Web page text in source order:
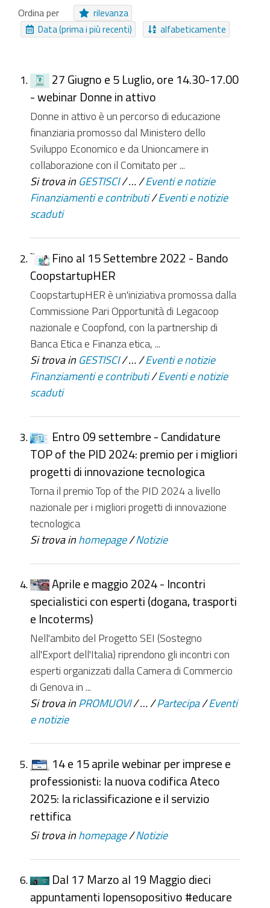
Pagamento Online
EasyForm
Riferimenti
Area Tematica
Canale
Archivio
NUOVI ELEMENTI DA
Da ieri
Nell'ultima settimana
Nell'ultimo mese
Da sempre
Ordina per
rilevanza
Data (prima i più recenti)
alfabeticamente
27 Giugno e 5 Luglio, ore 14.30-17.00
- webinar Donne in attivo
Donne in attivo è un percorso di educazione
finanziaria promosso dal Ministero dello
Sviluppo Economico e da Unioncamere in
collaborazione con il Comitato per ...
Si trova in GESTISCI / /Eventi e notizie
Finanziamenti e contributi /Eventi e notizie
scaduti
Fino al 15 Settembre 2022 - Bando
CoopstartupHER
CoopstartupHER è un'iniziativa promossa dalla
Commissione Pari Opportunità di Legacoop
nazionale e Coopfond, con la partnership di
Banca Etica e Finanza etica, ...
Si trova in GESTISCI / /Eventi e notizie
Finanziamenti e contributi /Eventi e notizie
scaduti
Entro 09 settembre - Candidature
TOP of the PID 2024: premio per i migliori
progetti di innovazione tecnologica
Torna il premio Top of the PID 2024 a livello
nazionale per i migliori progetti di innovazione
tecnologica
Si trova in homepage /Notizie
Aprile e maggio 2024 - Incontri
specialistici con esperti (dogana, trasporti
e Incoterms)
Nell'ambito del Progetto SEI (Sostegno
all'Export dell'Italia) riprendono gli incontri con
esperti organizzati dalla Camera di Commercio
di Genova in ...
Si trova in PROMUOVI / /Partecipa /Eventi
e notizie
14 e 15 aprile webinar per imprese e
professionisti: la nuova codifica Ateco
2025: la riclassificazione e il servizio
rettifica
Si trova in homepage /Notizie
Dal 17 Marzo al 19 Maggio dieci
appuntamenti Iopensopositivo #educare